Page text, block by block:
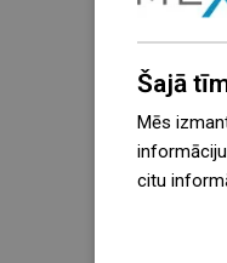
Šajā
Mēs
citu